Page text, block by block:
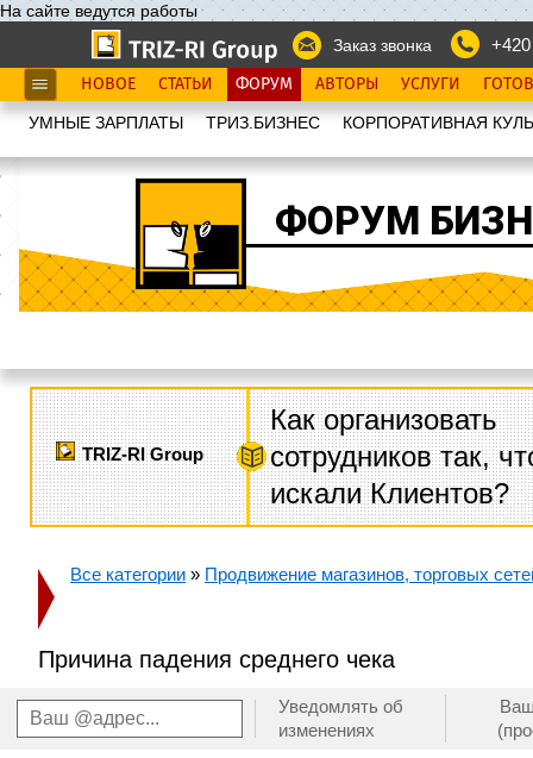
На сайте ведутся работы
Заказ звонка
НОВОЕ СТАТЬИ ФОРУМ АВТОРЫ УСЛУГИ
УМНЫЕ ЗАРПЛАТЫ ТРИЗ.БИЗНЕС КОРПОРАТИВНАЯ
ФОРУМ
TRIZ-RI Group
Как организовать
сотрудников так,
искали Клиентов?
Все категории » Продвижение магазинов, торговых
Причина падения среднего чека
Уведомлять об
изменениях